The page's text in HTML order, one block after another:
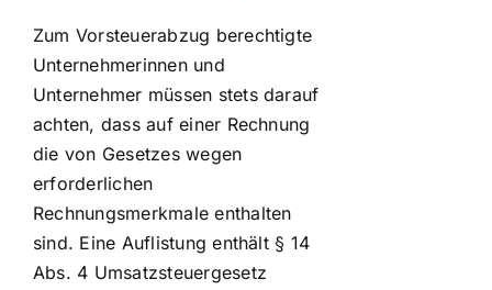
Zum Vorsteuerabzug berechtigte
Unternehmerinnen und
Unternehmer müssen stets darauf
achten, dass auf einer Rechnung
die von Gesetzes wegen
erforderlichen
Rechnungsmerkmale enthalten
sind. Eine Auflistung enthält § 14
Abs. 4 Umsatzsteuergesetz